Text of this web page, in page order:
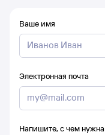
Ваше имя
Электронная почта
Напишите, с чем